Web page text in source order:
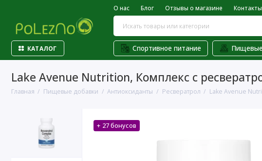
О нас Блог Отзывы о магазине Контакты
КАТАЛОГ Спортивное питание
Lake Avenue Nutrition, Комплекс с
Главная Пищевые добавки Антиоксиданты Ресвератрол Lake Avenue
+ 27 бонусов